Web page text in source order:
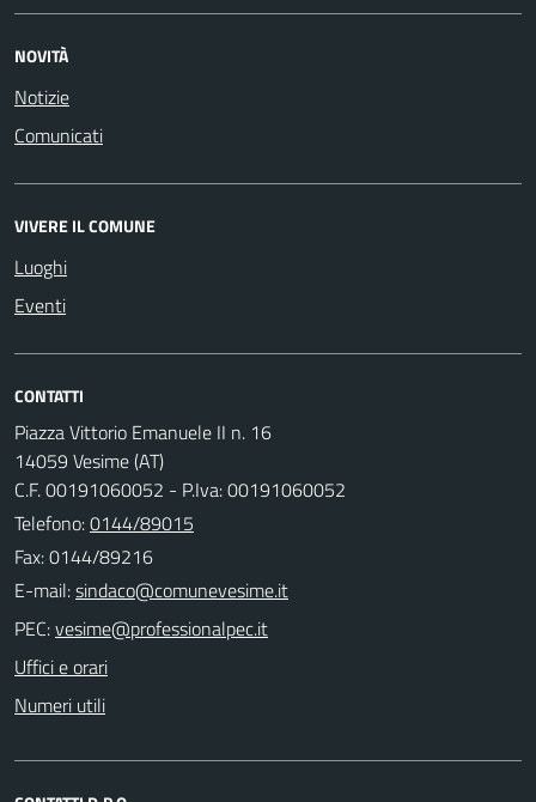
NOVITÀ
Notizie
Comunicati
VIVERE IL COMUNE
Luoghi
Eventi
CONTATTI
Piazza Vittorio Emanuele II n. 16
14059 Vesime (AT)
C.F. 00191060052 - P.Iva: 00191060052
Telefono:0144/89015
Fax: 0144/89216
E-mail:
PEC:
Uffici e orari
Numeri utili